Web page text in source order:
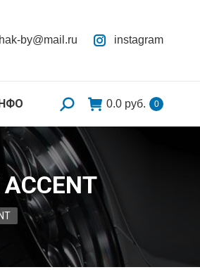
by@mail.ru instagram
0.0 руб. 0